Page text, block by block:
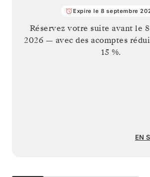
Expire le 8 septembre
Réservez votre suite avant le
2026 — avec des acomptes
15 %.
EN